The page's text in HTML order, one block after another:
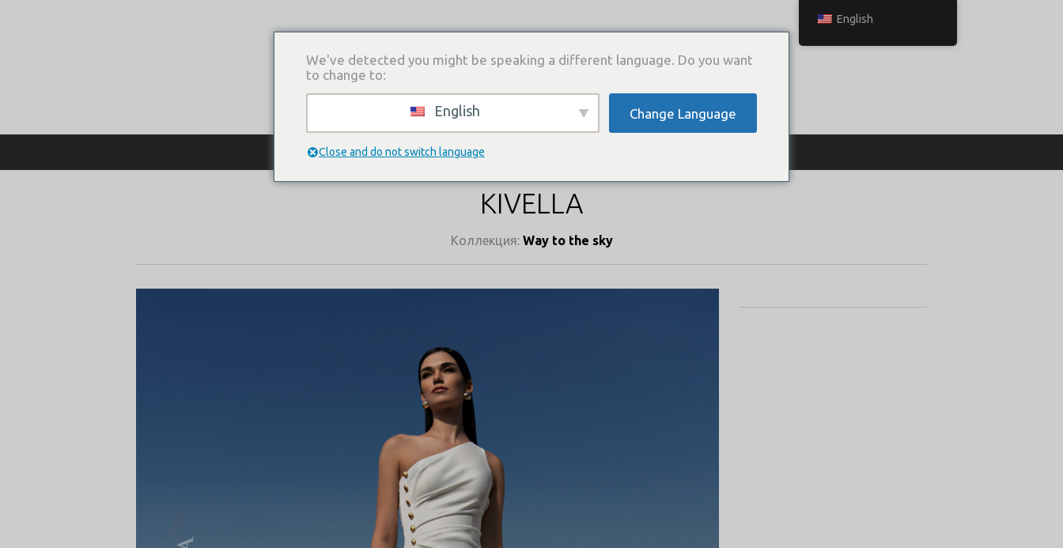
КАТАЛОГ ПЛАТЬЕВ ГДЕ КУПИТЬ СВЯЗАТЬСЯ С НАМИ
КАТАЛОГ ПЛАТЬЕВ
KIVELLA
Коллекция: Way to the sky
English
We've detected you might be speaking a different language. Do you want
to change to:
English Change Language
Close and do not switch language